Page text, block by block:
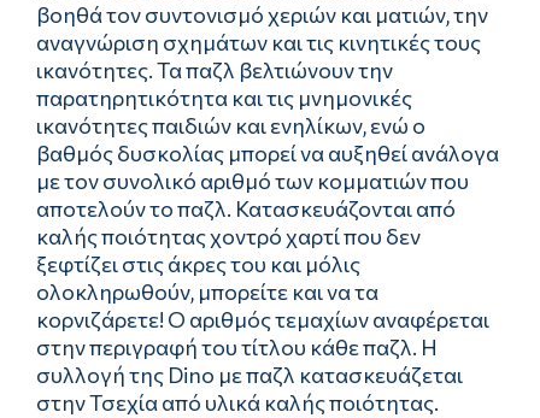
βοηθά τον συντονισμό χεριών και ματιών, την
αναγνώριση σχημάτων και τις κινητικές τους
ικανότητες. Τα παζλ βελτιώνουν την
παρατηρητικότητα και τις μνημονικές
ικανότητες παιδιών και ενηλίκων, ενώ ο
βαθμός δυσκολίας μπορεί να αυξηθεί ανάλογα
με τον συνολικό αριθμό των κομματιών που
αποτελούν το παζλ. Κατασκευάζονται από
καλής ποιότητας χοντρό χαρτί που δεν
ξεφτίζει στις άκρες του και μόλις
ολοκληρωθούν, μπορείτε και να τα
κορνιζάρετε! Ο αριθμός τεμαχίων αναφέρεται
στην περιγραφή του τίτλου κάθε παζλ. Η
συλλογή της Dino με παζλ κατασκευάζεται
στην Τσεχία από υλικά καλής ποιότητας.